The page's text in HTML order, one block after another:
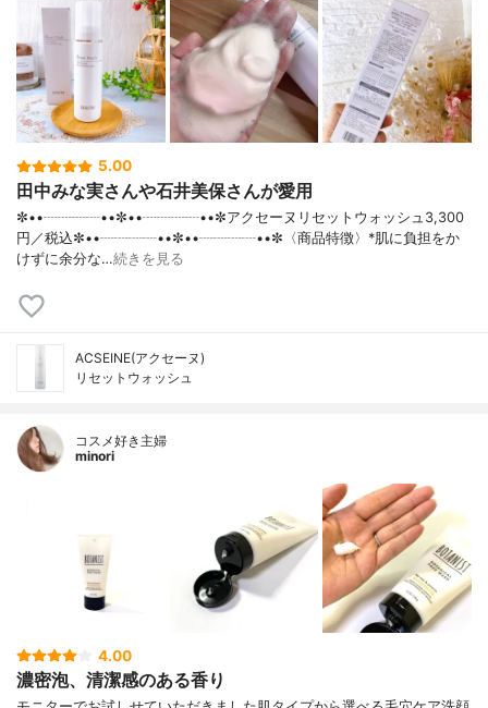
5.00
田中みな実さんや石井美保さんが愛用
✼••┈┈┈┈••✼••┈┈┈┈••✼アクセーヌリセットウォッシュ3,300
円／税込✼••┈┈┈┈••✼••┈┈┈┈••✼〈商品特徴〉*肌に負担をか
けずに余分な…続きを見る
ACSEINE(アクセーヌ)
リセットウォッシュ
コスメ好き主婦
minori
4.00
濃密泡、清潔感のある香り